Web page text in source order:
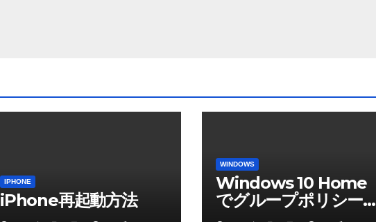
IPHONE
iPhone再起動方法
WINDOWS
Windows 10 Home
でグループポリシーエ
ディタを使う方法